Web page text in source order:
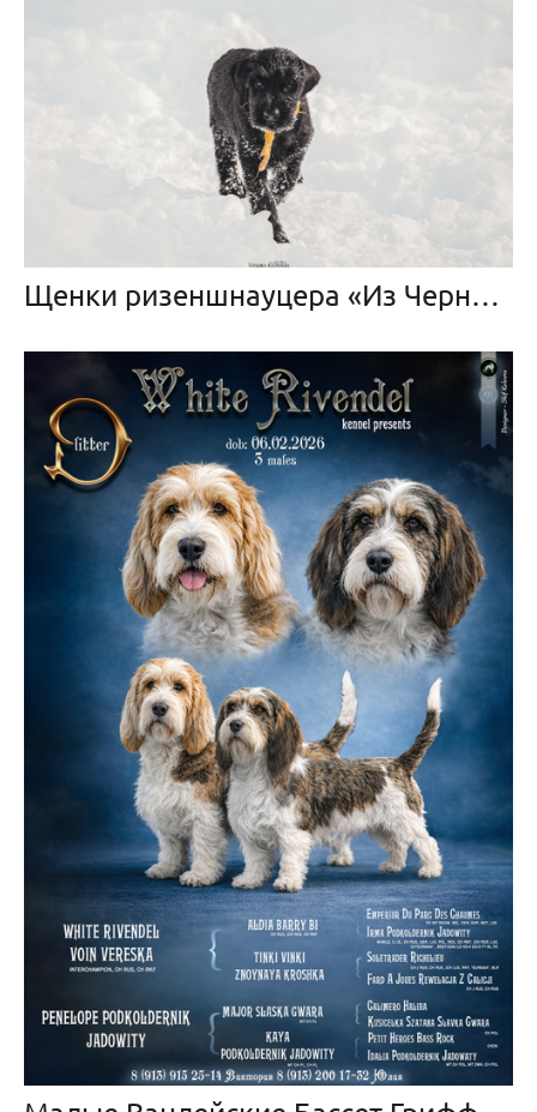
Щенки ризеншнауцера «Из Черной Дружины» месяц и неделя